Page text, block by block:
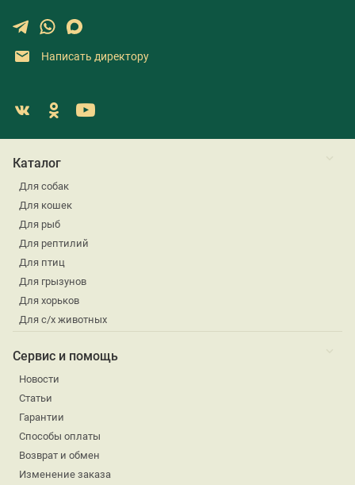
Написать директору
Каталог
Для собак
Для кошек
Для рыб
Для рептилий
Для птиц
Для грызунов
Для хорьков
Для с/х животных
Сервис и помощь
Новости
Статьи
Гарантии
Способы оплаты
Возврат и обмен
Изменение заказа